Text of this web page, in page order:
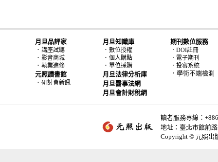
月旦品評家
． 講座試聽
． 影音商城
． 執業進修
元照讀書館
． 研討會新訊
月旦知識庫
． 數位授權
． 個人購點
． 單位採購
月旦法律分析庫
月旦醫事法網
月旦會計財稅網
期刊數位服務
．DOI註冊
．電子期刊
．投審系統
．學術不端檢測
讀者服務專線：
地址：臺北市館前
Copyright © 元照出